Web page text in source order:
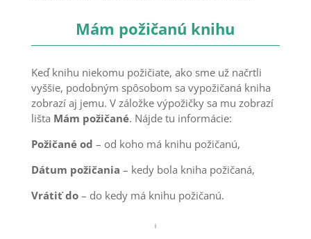
Mám požičanú knihu
Keď knihu niekomu požičiate, ako sme už načrtli
vyššie, podobným spôsobom sa vypožičaná kniha
zobrazí aj jemu. V záložke výpožičky sa mu zobrazí
lišta Mám požičané. Nájde tu informácie:
Požičané od – od koho má knihu požičanú,
Dátum požičania – kedy bola kniha požičaná,
Vrátiť do– do kedy má knihu požičanú.